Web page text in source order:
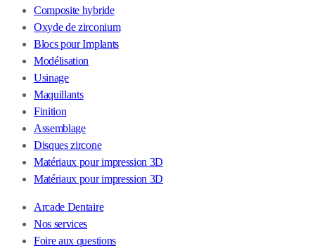
Composite hybride
Oxyde de zirconium
Blocs pour Implants
Modélisation
Usinage
Maquillants
Finition
Assemblage
Disques zircone
Matériaux pour impression 3D
Matériaux pour impression 3D
Arcade Dentaire
Nos services
Foire aux questions